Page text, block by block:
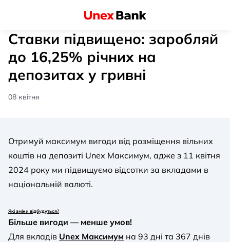
Ставки підвищено: заробляй
до 16,25% річних на
депозитах у гривні
08 квітня
Отримуй максимум вигоди від розміщення вільних
коштів на депозиті Unex Максимум, адже з 11 квітня
2024 року ми підвищуємо відсотки за вкладами в
національній валюті.
Які зміни відбудуться?
Більше вигоди — менше умов!
Для вкладів Unex Максимум на 93 дні та 367 днів